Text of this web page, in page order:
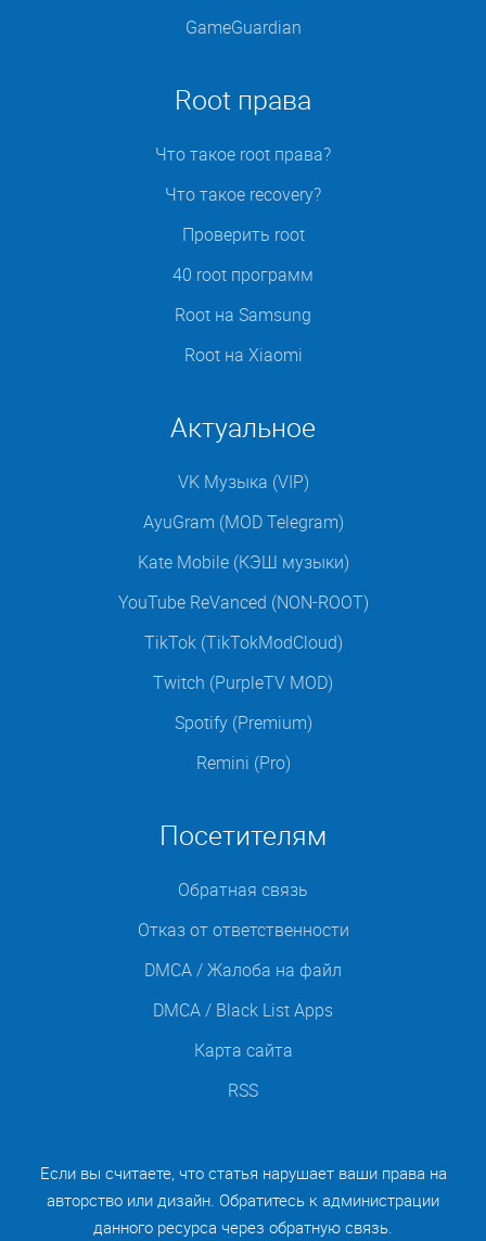
GameGuardian
Root права
Что такое root права?
Что такое recovery?
Проверить root
40 root программ
Root на Samsung
Root на Xiaomi
Актуальное
VK Музыка (VIP)
AyuGram (MOD Telegram)
Kate Mobile (КЭШ музыки)
YouTube ReVanced (NON-ROOT)
TikTok (TikTokModCloud)
Twitch (PurpleTV MOD)
Spotify (Premium)
Remini (Pro)
Посетителям
Обратная связь
Отказ от ответственности
DMCA / Жалоба на файл
DMCA / Black List Apps
Карта сайта
RSS
Если вы считаете, что статья нарушает ваши права на
авторство или дизайн. Обратитесь к администрации
данного ресурса через обратную связь.